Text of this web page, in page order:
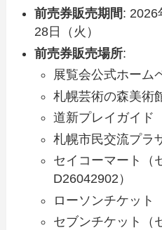
前売券販売期間: 2026
28日（火）
前売券販売場所:
展覧会公式ホーム
札幌芸術の森美術
道新プレイガイド
札幌市民交流プラ
セイコーマート（
D26042902）
ローソンチケット
セブンチケット（